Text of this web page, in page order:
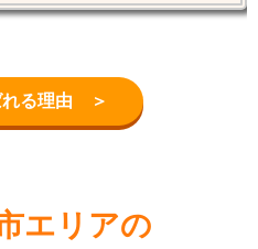
れる理由 ＞
エリアの